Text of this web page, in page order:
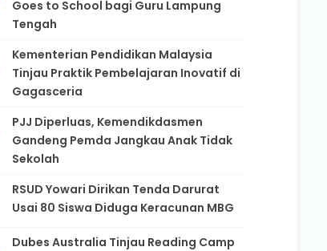
Goes to School bagi Guru Lampung
Tengah
Kementerian Pendidikan Malaysia
Tinjau Praktik Pembelajaran Inovatif di
Gagasceria
PJJ Diperluas, Kemendikdasmen
Gandeng Pemda Jangkau Anak Tidak
Sekolah
RSUD Yowari Dirikan Tenda Darurat
Usai 80 Siswa Diduga Keracunan MBG
Dubes Australia Tinjau Reading Camp